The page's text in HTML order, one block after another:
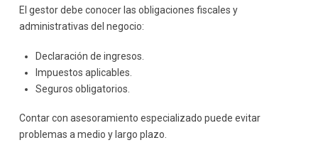
El gestor debe conocer las obligaciones fiscales y
administrativas del negocio:
Declaración de ingresos.
Impuestos aplicables.
Seguros obligatorios.
Contar con asesoramiento especializado puede evitar
problemas a medio y largo plazo.